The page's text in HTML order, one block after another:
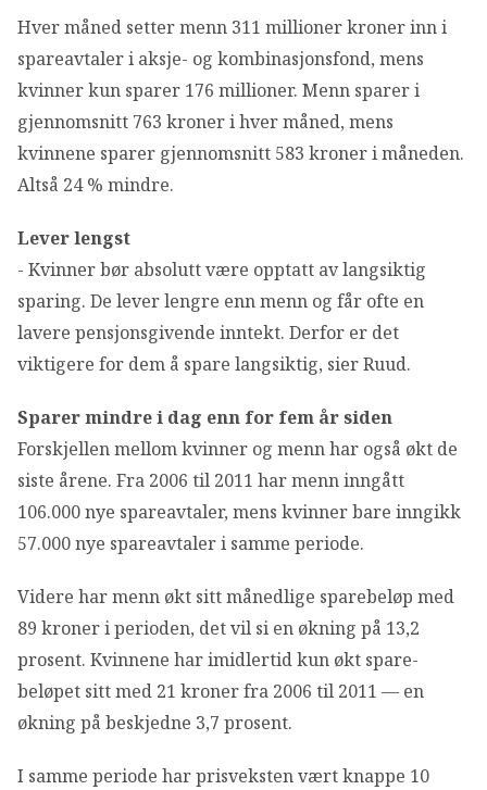
Hver måned setter menn 311 millioner kroner inn i
spareavtaler i aksje- og kombinasjonsfond, mens
kvinner kun sparer 176 millioner. Menn sparer i
gjennomsnitt 763 kroner i hver måned, mens
kvinnene sparer gjennomsnitt 583 kroner i måneden.
Altså 24 % mindre.
Lever lengst
- Kvinner bør absolutt være opptatt av langsiktig
sparing. De lever lengre enn menn og får ofte en
lavere pensjonsgivende inntekt. Derfor er det
viktigere for dem å spare langsiktig, sier Ruud.
Sparer mindre i dag enn for fem år siden
Forskjellen mellom kvinner og menn har også økt de
siste årene. Fra 2006 til 2011 har menn inngått
106.000 nye spareavtaler, mens kvinner bare inngikk
57.000 nye spareavtaler i samme periode.
Videre har menn økt sitt månedlige sparebeløp med
89 kroner i perioden, det vil si en økning på 13,2
prosent. Kvinnene har imidlertid kun økt spare-
beløpet sitt med 21 kroner fra 2006 til 2011 — en
økning på beskjedne 3,7 prosent.
I samme periode har prisveksten vært knappe 10